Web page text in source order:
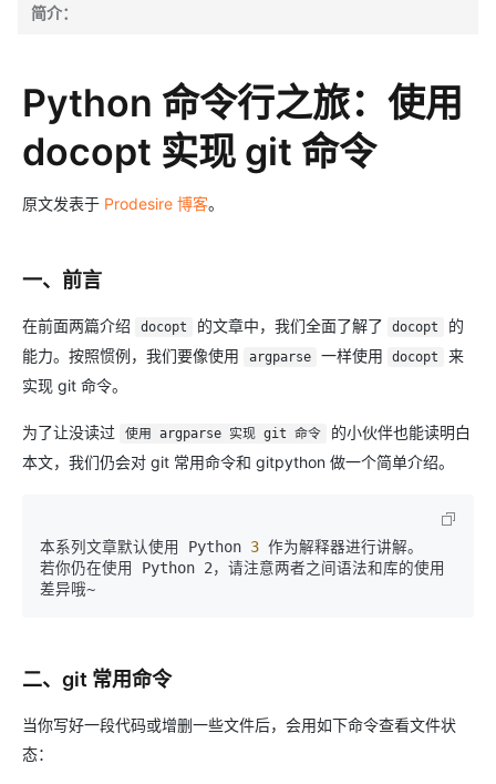
简介：
Python 命令行之旅：使用
docopt 实现 git 命令
原文发表于 Prodesire 博客。
一、前言
在前面两篇介绍 docopt 的文章中，我们全面了解了 docopt
的
能力。按照惯例，我们要像使用
argparse 一样使用 docopt
来
实现 git 命令。
为了让没读过 使用 argparse 实现 git 命令
的小伙伴也能读明白
本文，我们仍会对 git 常用命令和 gitpython 做一个简单介绍。
本系列文章默认使用 Python 3 作为解释器进行讲解。
若你仍在使用 Python 2，请注意两者之间语法和库的使用
差异哦~
二、git 常用命令
当你写好一段代码或增删一些文件后，会用如下命令查看文件状
态：